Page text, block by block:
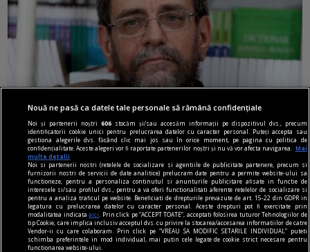
la răscruce de gînduri
Succesiunea
Nici Europa nu stă grozav înaintea unor alegeri
care pot să împingă în parlamentele europene
diferiți demagogi cu promisiuni maximale și
capacități mediocre.
Andrei CORNEA
Nouă ne pasă ca datele tale personale să rămână confidențiale
Noi și partenerii noștri606 stocăm și/sau accesăm informații pe dispozitivul dvs., precum
identificatorii cookie unici pentru prelucrarea datelor cu caracter personal. Puteți accepta sau
gestiona alegerile dvs. făcând clic mai jos sau în orice moment, pe pagina cu politica de
confidențialitate. Aceste alegeri vor fi raportate partenerilor noștri și nu vă vor afecta navigarea.
Mai
multe detalii
Noi si partenerii nostri (retelele de socializare si agentiile de publicitate partenere, precum si
furnizorii nostri de servicii de date analitice) prelucram date pentru a permite website-ului sa
functioneze, pentru a personaliza continutul si anunturile publicitare afisate in functie de
interesele si/sau profilul dvs., pentru a va oferi functionalitati aferente retelelor de socializare si
pentru a analiza traficul pe website. Beneficiati de drepturile prevazute de art. 15-22 din GDPR in
legatura cu prelucrarea datelor cu caracter personal. Aceste drepturi pot fi exercitate prin
modalitatea indicataaici
. Prin click pe “ACCEPT TOATE”, acceptati folosirea tuturor Tehnologiilor de
tip Cookie, care implica inclusiv acceptul dvs. cu privire la stocarea/accesarea informatiilor de catre
Vendor-ii cu care colaboram. Prin click pe “VREAU SA MODIFIC SETARILE INDIVIDUAL” puteti
schimba preferintele in mod individual, mai putin cele legate de cookie strict necesare pentru
functionarea website-ului.